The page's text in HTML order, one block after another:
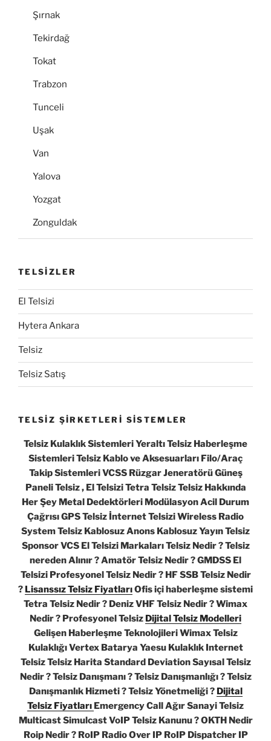
Şırnak
Tekirdağ
Tokat
Trabzon
Tunceli
Uşak
Van
Yalova
Yozgat
Zonguldak
TELSİZLER
El Telsizi
Hytera Ankara
Telsiz
Telsiz Satış
TELSİZ ŞİRKETLERİ SİSTEMLER
Telsiz Kulaklık Sistemleri Yeraltı Telsiz Haberleşme
Sistemleri Telsiz Kablo ve Aksesuarları Filo/Araç
Takip Sistemleri VCSS Rüzgar Jeneratörü Güneş
Paneli Telsiz , El Telsizi Tetra Telsiz Telsiz Hakkında
Her Şey Metal Dedektörleri Modülasyon Acil Durum
Çağrısı GPS Telsiz İnternet Telsizi Wireless Radio
System Telsiz Kablosuz Anons Kablosuz Yayın Telsiz
Sponsor VCS El Telsizi Markaları Telsiz Nedir ? Telsiz
nereden Alınır ? Amatör Telsiz Nedir ? GMDSS El
Telsizi Profesyonel Telsiz Nedir ? HF SSB Telsiz Nedir
? Lisanssız Telsiz FiyatlarıOfis içi haberleşme sistemi
Tetra Telsiz Nedir ? Deniz VHF Telsiz Nedir ? Wimax
Nedir ? Profesyonel Telsiz Dijital Telsiz Modelleri
Gelişen Haberleşme Teknolojileri Wimax Telsiz
Kulaklığı Vertex Batarya Yaesu Kulaklık Internet
Telsiz Telsiz Harita Standard Deviation Sayısal Telsiz
Nedir ? Telsiz Danışmanı ? Telsiz Danışmanlığı ? Telsiz
Danışmanlık Hizmeti ? Telsiz Yönetmeliği ? Dijital
Telsiz Fiyatları Emergency Call Ağır Sanayi Telsiz
Multicast Simulcast VoIP Telsiz Kanunu ? OKTH Nedir
Roip Nedir ? RoIP Radio Over IP RoIP Dispatcher IP